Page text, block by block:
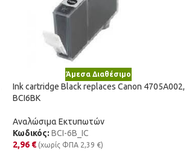
Άμεσα Διαθέσιμο
Ink cartridge Black replaces Canon 4705A002,
BCI6BK
Αναλώσιμα Εκτυπωτών
Κωδικός: BCI-6B_IC
2,96 € (χωρίς ΦΠΑ 2,39 €)